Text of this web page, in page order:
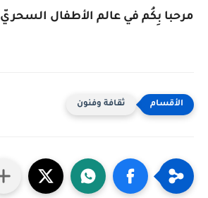
مرحبا بِكُم في عالم الأطفال السحريّ
ثقافة وفنون